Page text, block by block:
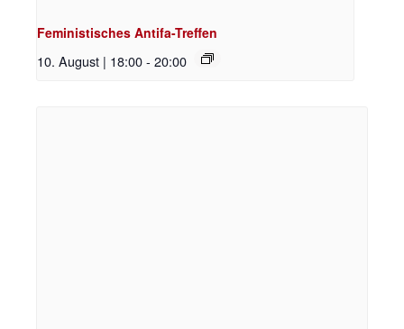
Feministisches Antifa-Treffen
10. August | 18:00- 20:00